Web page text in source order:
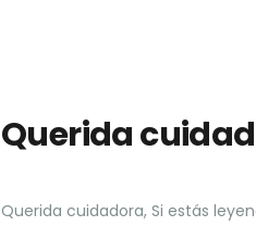
Querida
Querida cuidadora, Si estás